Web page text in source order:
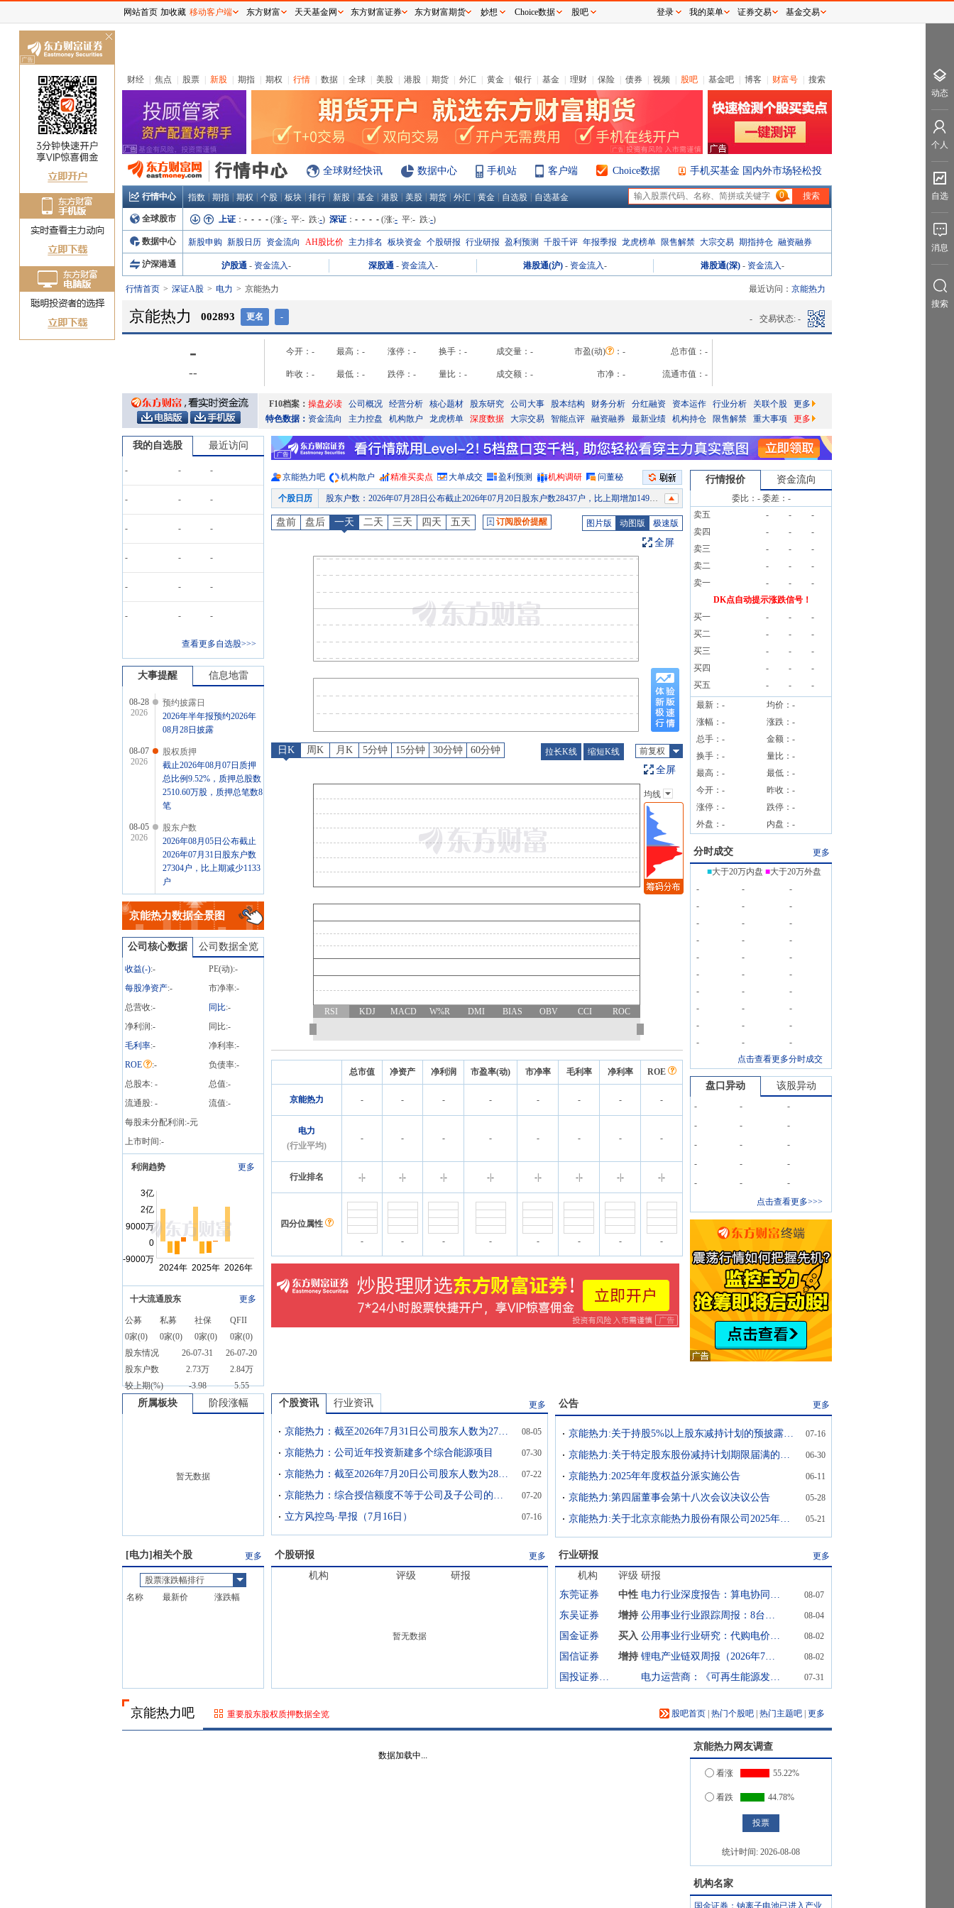
财经 焦点 股票 新股 期指 期权 行情 数据 全球 美股 港股 期货 外汇 黄金 银行 基金 理财 保险 债券 视频 股吧 基金吧 博客 财富号 搜索
全球财经快讯 数据中心 手机站 客户端 Choice数据 手机买基金 国内外市场轻松投
行情中心 指数 期指 期权 个股 板块 排行 新股 基金 港股 美股 期货 外汇 黄金 自选股 自选基金 0
全球股市 上证 ： - - - - (涨:- 平:- 跌:-) 深证 ： - - - - (涨:- 平:- 跌:-)
数据中心 新股申购 新股日历 资金流向 AH股比价 主力排名 板块资金 个股研报 行业研报 盈利预测 千股千评 年报季报 龙虎榜单 限售解禁 大宗交易 期指持仓 融资融券
沪深港通 沪股通 - 资金流入- 深股通 - 资金流入- 港股通(沪) - 资金流入- 港股通(深) - 资金流入-
行情首页 深证A股 电力 京能热力 最近访问： 京能热力
京能热力 002893 更名 - - 交易状态: -
-
--
今开： - 最高： - 涨停： - 换手： - 成交量： - 市盈(动) ： - 总市值： -
昨收： - 最低： - 跌停： - 量比： - 成交额： - 市净： - 流通市值： -
F10档案： 操盘必读 公司概况 经营分析 核心题材 股东研究 公司大事 股本结构 财务分析 分红融资 资本运作 行业分析 关联个股
更多
特色数据： 资金流向 主力控盘 机构散户 龙虎榜单 深度数据 大宗交易 智能点评 融资融券 最新业绩 机构持仓 限售解禁 重大事项 更多
我的自选股 最近访问
- - -
- - -
- - -
- - -
- - -
- - -
查看更多自选股>>>
大事提醒 信息地雷
08-28
2026
预约披露日
2026年半年报预约2026年
08月28日披露
08-07
2026
股权质押
截止2026年08月07日质押
总比例9.52%，质押总股数
2510.60万股，质押总笔数8
笔
08-05
2026
股东户数
2026年08月05日公布截止
2026年07月31日股东户数
27304户，比上期减少1133
户
07-31
2026
股权质押
截止2026年07月31日质押
总比例9.52%，质押总股数
2510.60万股，质押总笔数8
京能热力数据全景图
公司核心数据 公司数据全览
收益(-):- PE(动):-
每股净资产:- 市净率:-
总营收:- 同比:-
净利润:- 同比:-
毛利率:- 净利率:-
ROE
:- 负债率:-
总股本: - 总值:-
流通股: - 流值:-
每股未分配利润:-元
上市时间:-
利润趋势 更多
十大流通股东 更多
公募 私募 社保
QFII
0家(0) 0家(0) 0家(0) 0家(0)
股东情况
26-07-31
26-07-20
股东户数
2.73万
2.84万
较上期(%)
-3.98 5.55
京能热力吧 机构散户 精准买卖点 大单成交 盈利预测 机构调研 问董秘
个股日历 股权质押 ： 截止2026年07月24日质押总比例9.52%，质押总股数2510.60万股，质押总笔数8笔
股东户数：2026年07月23日公布截止2026年07月10日股东户数26942户，比上期减少2637户
股权质押
截止2026年07月17日质押总比例9.52%，质押总股数2510.60万股，质押总笔数8笔
公告：2026年07月16日发布《京能热力:关于持股5%以上股东减持计划的预披露公告》
预约披露日：2026年半年报预约2026年08月28日披露
股权质押：截止2026年08月07日质押总比例9.52%，质押总股数2510.60万股，质押总笔数8笔
股东户数 ：2026年08月05日公布截止2026年07月31日股东户数27304户，比上期减少1133户
股东户数：2026年07月28日公布截止2026年07月20日股东户数28437户，比上期增加1495户
盘前 盘后 一天 二天 三天 四天 五天 订阅股价提醒 图片版 动图版 极速版
全屏
日K 周K 月K 5分钟 15分钟 30分钟 60分钟 拉长K线 缩短K线 前复权
全屏
主图指标
均线
EXPMA
SAR
BBI
RSI KDJ MACD W%R DMI BIAS OBV CCI ROC
均线
总市值 净资产 净利润 市盈率(动) 市净率 毛利率 净利率 ROE
京能热力 - - - - - - - -
电力
(行业平均)
- - - - - - - -
行业排名 -- -- -|- -- -|- -|- -|- --
四分位属性
-
- - - - - - -
行情报价 资金流向
委比： -委差： -
卖五
- -
-
卖四
- -
-
卖三
- -
-
卖二
- -
-
卖一
- -
-
DK点自动提示涨跌信号！
买一
- -
-
买二
- -
-
买三
- -
-
买四
- -
-
买五
- -
-
最新： - 均价： -
涨幅： - 涨跌： -
总手： - 金额： -
换手： - 量比： -
最高： - 最低： -
今开： - 昨收： -
涨停： - 跌停： -
外盘： - 内盘： -
分时成交
更多
■大于20万内盘 ■大于20万外盘
-
-
-
-
-
-
-
-
-
-
-
-
-
-
-
-
-
-
-
-
-
-
-
-
-
-
-
-
-
-
点击查看更多分时成交
盘口异动 该股异动
- -
-
-
-
-
-
-
-
-
-
-
-
-
-
点击查看更多>>>
所属板块 阶段涨幅
暂无数据
个股资讯 行业资讯 更多
京能热力：截至2026年7月31日公司股东人数为27304户 08-05
京能热力：公司近年投资新建多个综合能源项目 07-30
京能热力：截至2026年7月20日公司股东人数为28437户 07-22
京能热力：综合授信额度不等于公司及子公司的实际融资金额 07-20
立方风控鸟·早报（7月16日） 07-16
公告 更多
京能热力:关于持股5%以上股东减持计划的预披露公告 07-16
京能热力:关于特定股东股份减持计划期限届满的公告 06-30
京能热力:2025年年度权益分派实施公告 06-11
京能热力:第四届董事会第十八次会议决议公告 05-28
京能热力:关于北京京能热力股份有限公司2025年度股东会之法律意见书 05-21
[电力]相关个股 更多
股票涨跌幅排行
名称
最新价 涨跌幅
个股研报 更多
机构 评级 研报
暂无数据
行业研报 更多
机构 评级 研报
东莞证券
中性 电力行业深度报告：算电协同新周期：电力行业价值重估 08-07
东吴证券 增持 公用事业行业跟踪周报：8台核电机组核准，可再生能源消费目标和可再生能源电力消纳责任权重正式施行 08-04
国金证券 买入 公用事业行业研究：代购电价超季节性上行，红利的再深化与再拓展 08-02
国信证券 增持 锂电产业链双周报（2026年7月第2期）：宁德时代业绩持续高增，锂电消费税政策落地 08-02
国投证券(香港) 电力运营商：《可再生能源发展“十五五”规划》发布 07-31
京能热力吧 重要股东股权质押数据全览 股吧首页 热门个股吧 热门主题吧 更多
京能热力 网友调查
看涨 55.22%
看跌 44.78%
统计时间: 2026-08-08
机构名家
国金证券：钠离子电池已进入产业
网站首页 加收藏 移动客户端 东方财富 天天基金网 东方财富证券 东方财富期货 妙想 Choice数据 股吧 登录 我的菜单 证券交易 基金交易
动态
个人
自选
消息
搜索